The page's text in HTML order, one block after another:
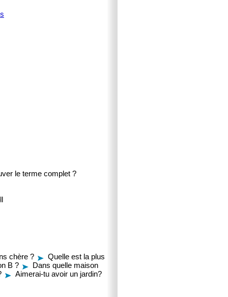
le terme complet ?
chère ?
Quelle est la plus
B ?
Dans quelle maison
Aimerai-tu avoir un jardin?